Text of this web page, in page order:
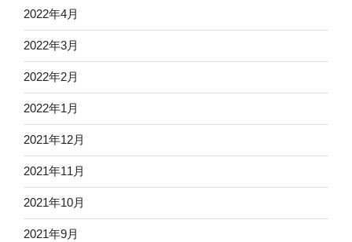
2022年4月
2022年3月
2022年2月
2022年1月
2021年12月
2021年11月
2021年10月
2021年9月